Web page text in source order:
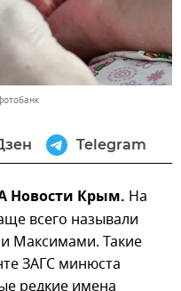
Telegram
Новости Крым. На
всего называли
Максимами. Такие
ЗАГС минюста
редкие имена